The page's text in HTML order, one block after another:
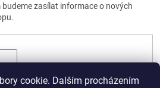
cookie. Dalším procházením
zasílat informace o nových